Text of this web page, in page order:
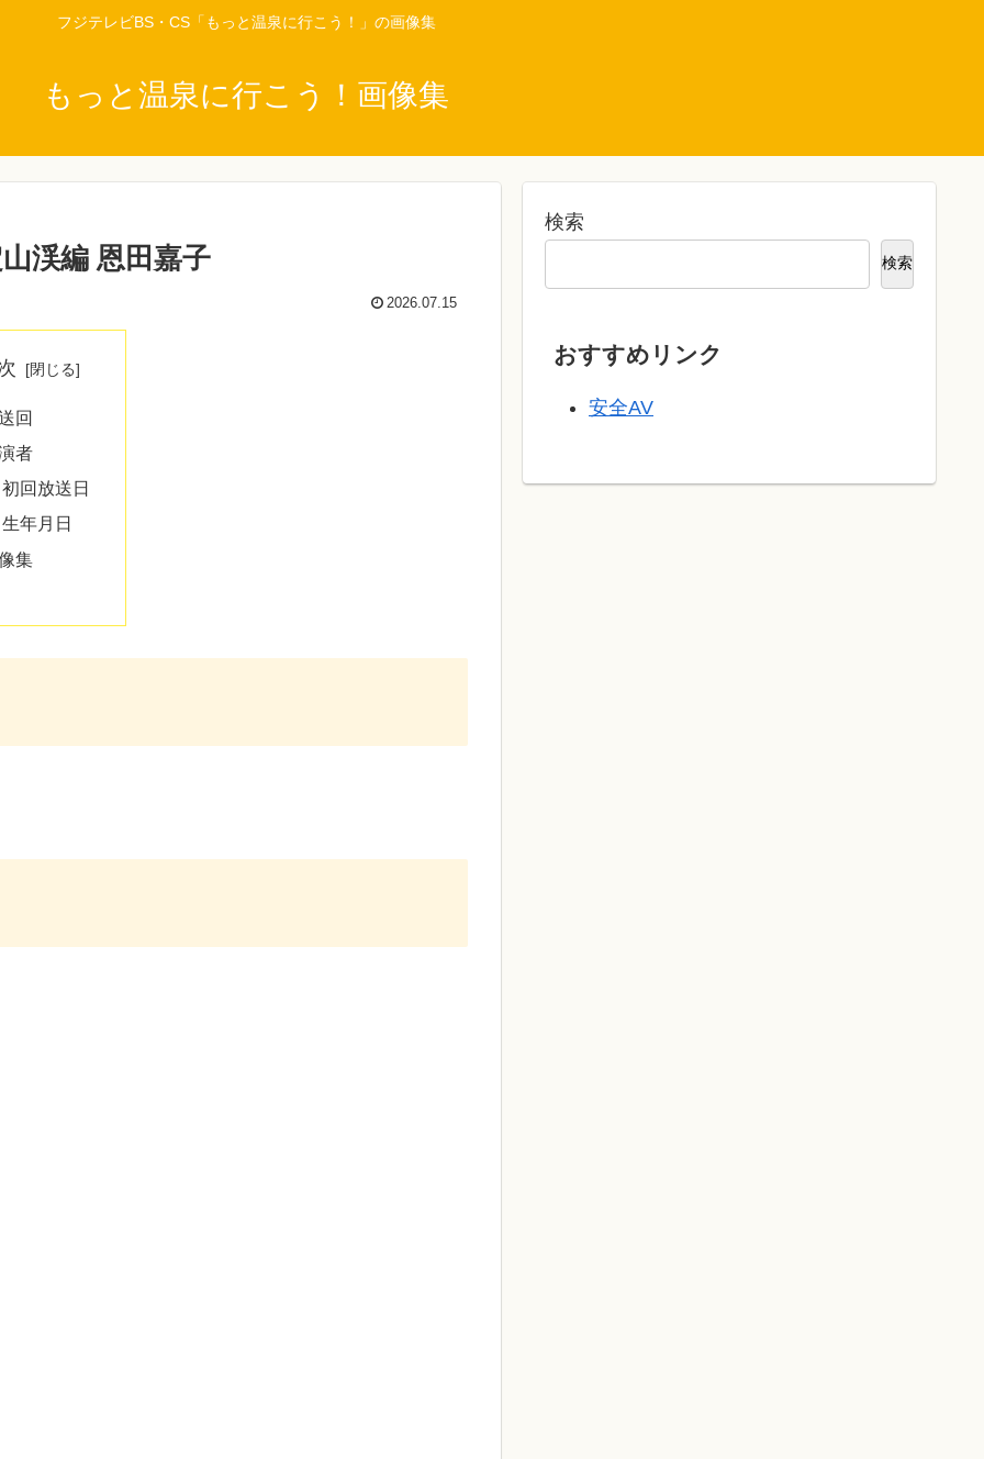
フジテレビBS・CS「もっと温泉に行こう！」の画像集
もっと温泉に行こう！画像集
渓編 恩田嘉子
2026.07.15
回
者
初回放送日
生年月日
集
検索
検索
おすすめリンク
安全AV